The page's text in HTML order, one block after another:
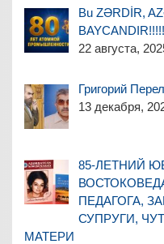
Bu ZƏRDİR,
BAYCANDIR!!!!!
22 августа,
Григорий
13 декабря,
85-ЛЕТНИЙ
ПЕДАГОГА,
СУПРУГИ,
МАТЕРИ